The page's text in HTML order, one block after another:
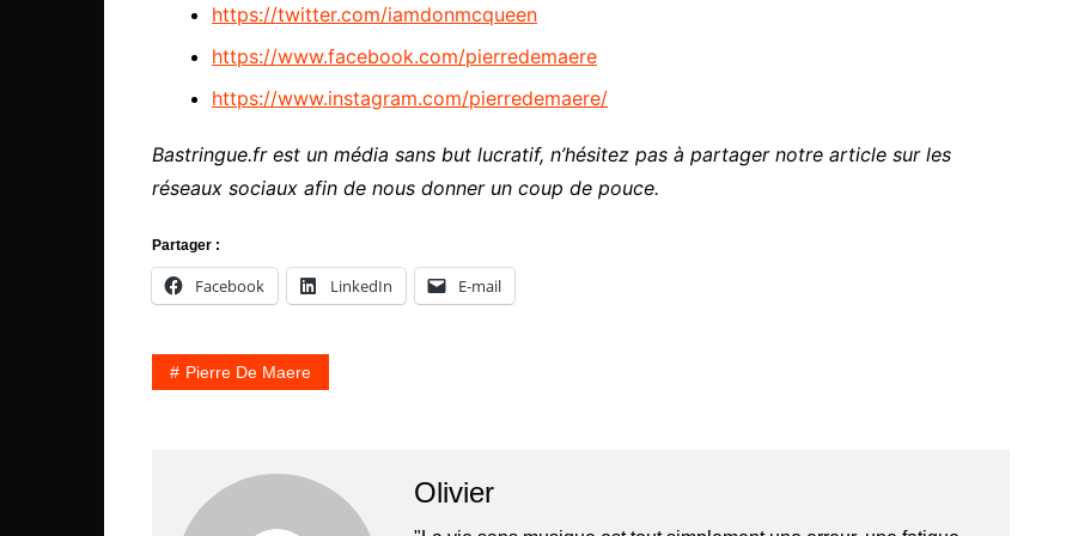
https://twitter.com/iamdonmcqueen
https://www.facebook.com/pierredemaere
https://www.instagram.com/pierredemaere/
Bastringue.fr est un média sans but lucratif, n’hésitez pas à partager notre article sur les
réseaux sociaux afin de nous donner un coup de pouce.
Partager :
Facebook LinkedIn E-mail
Pierre De Maere
Olivier